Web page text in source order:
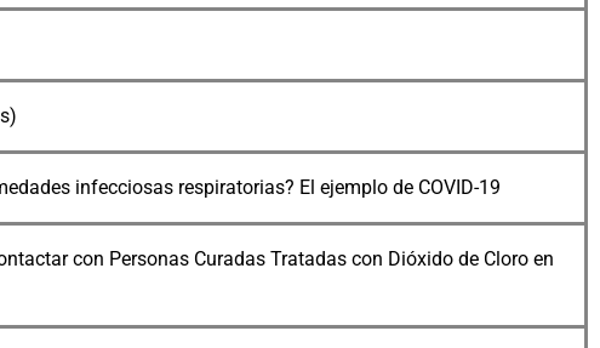
infecciosas respiratorias? El ejemplo de COVID-19
con Personas Curadas Tratadas con Dióxido de Cloro en